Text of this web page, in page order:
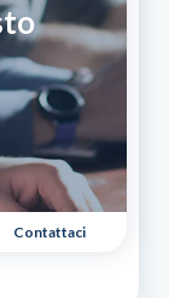
Contattaci